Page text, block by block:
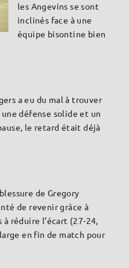
les Angevins se sont
inclinés face à une
équipe bisontine bien
a eu du mal à trouver
défense solide et un
le retard était déjà
de Gregory
de revenir grâce à
à réduire l’écart (27-24,
en fin de match pour